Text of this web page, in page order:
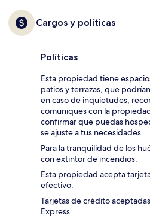
Cargos y políticas
Políticas
Esta propiedad tiene
patios y terrazas, que
en caso de inquietudes,
comuniques con la
confirmar que puedas
se ajuste a tus necesidades.
Para la tranquilidad de los
con extintor de incendios.
Esta propiedad acepta
efectivo.
Tarjetas de crédito
Express